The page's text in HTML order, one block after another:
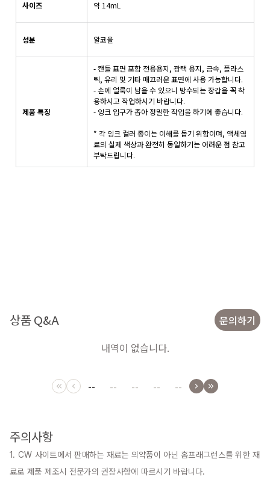
사이즈 약 14mL
성분 알코올
제품 특징
- 캔들 표면 포함 전용용지, 광택 용지, 금속, 플라스
틱, 유리 및 기타 매끄러운 표면에 사용 가능합니다.
- 손에 얼룩이 남을 수 있으니 방수되는 장갑을 꼭 착
용하시고 작업하시기 바랍니다.
- 잉크 입구가 좁아 정밀한 작업을 하기에 좋습니다.
* 각 잉크 컬러 종이는 이해를 돕기 위함이며, 액체염
료의 실제 색상과 완전히 동일하기는 어려운 점 참고
부탁드립니다.
상품 Q&A
문의하기
내역이 없습니다.
-- -- -- -- --
주의사항
1. CW 사이트에서 판매하는 재료는 의약품이 아닌 홈프래그런스를 위한 재
료로 제품 제조시 전문가의 권장사항에 따르시기 바랍니다.